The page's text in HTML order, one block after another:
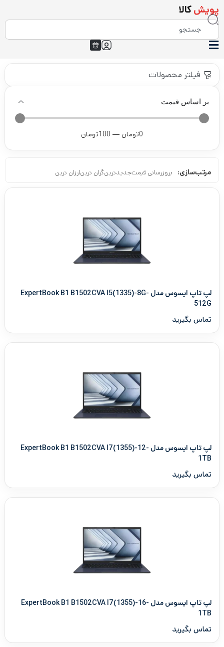
پویشکالا
فیلتر محصولات
بر اساس قیمت
0تومان —
100تومان
مرتب‌سازی: بروزرسانی قیمتجدیدترینگران ترینارزان ترین
لپ تاپ ایسوس مدل ExpertBook B1 B1502CVA I5(1335)-8G-
512G
تماس بگیرید
لپ تاپ ایسوس مدل ExpertBook B1 B1502CVA I7(1355)-12-
1TB
تماس بگیرید
لپ تاپ ایسوس مدل ExpertBook B1 B1502CVA I7(1355)-16-
1TB
تماس بگیرید